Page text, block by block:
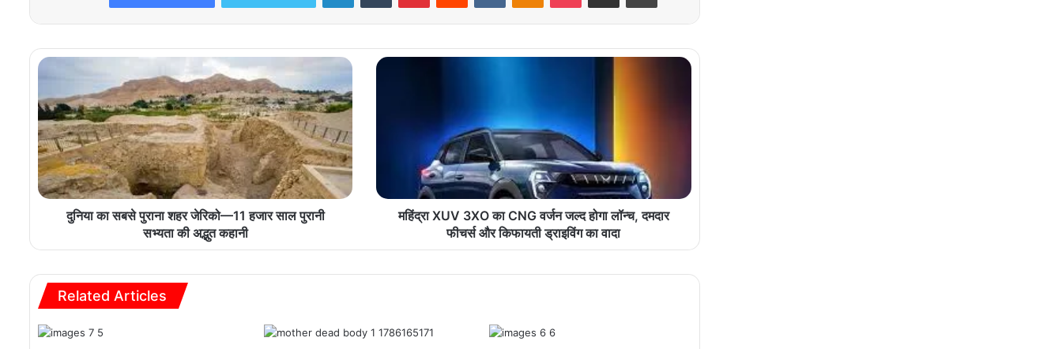
दुनिया का सबसे पुराना शहर जेरिको—11 हजार साल पुरानी
सभ्यता की अद्भुत कहानी
महिंद्रा XUV 3XO का CNG वर्जन जल्द होगा लॉन्च, दमदार
फीचर्स और किफायती ड्राइविंग का वादा
Related Articles